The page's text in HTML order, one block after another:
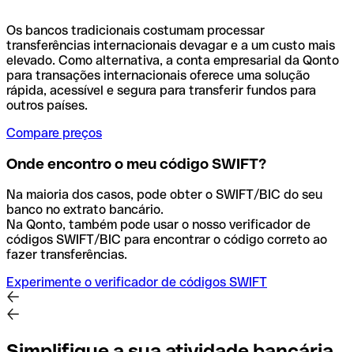
Os bancos tradicionais costumam processar
transferências internacionais devagar e a um custo mais
elevado. Como alternativa, a conta empresarial da Qonto
para transações internacionais oferece uma solução
rápida, acessível e segura para transferir fundos para
outros países.
Compare preços
Onde encontro o meu código SWIFT?
Na maioria dos casos, pode obter o SWIFT/BIC do seu
banco no extrato bancário.
Na Qonto, também pode usar o nosso verificador de
códigos SWIFT/BIC para encontrar o código correto ao
fazer transferências.
Experimente o verificador de códigos SWIFT